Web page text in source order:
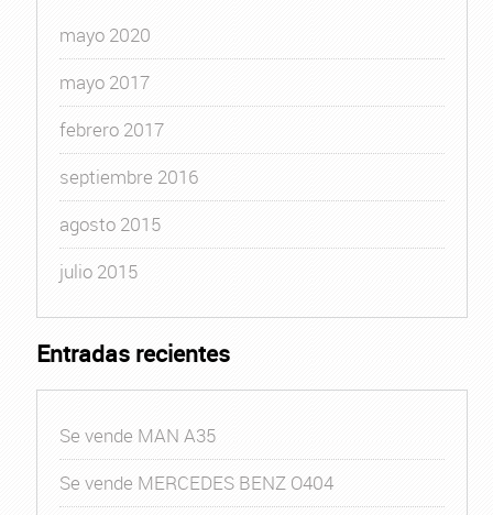
mayo 2020
mayo 2017
febrero 2017
septiembre 2016
agosto 2015
julio 2015
Entradas recientes
Se vende MAN A35
Se vende MERCEDES BENZ O404